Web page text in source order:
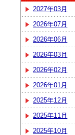
2027年03月
2026年07月
2026年06月
2026年03月
2026年02月
2026年01月
2025年12月
2025年11月
2025年10月